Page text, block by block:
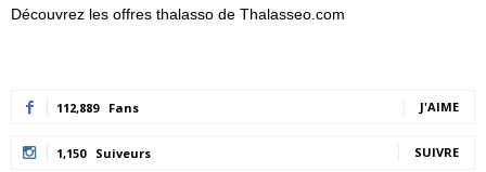
Découvrez les offres thalasso de Thalasseo.com
112,889 Fans J'AIME
1,150 Suiveurs SUIVRE